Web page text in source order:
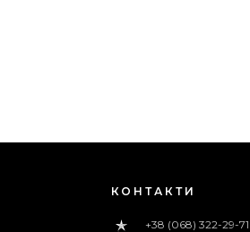
КОНТАКТИ
+38 (068) 322-29-71